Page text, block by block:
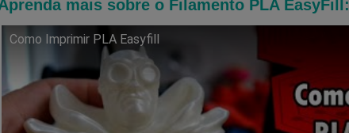
mais sobre o Filamento PLA EasyFill:
Como Imprimir PLA Easyfill